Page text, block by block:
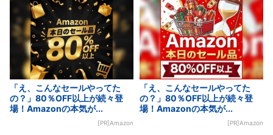
「え、こんなセールやってた
の？」80％OFF以上が続々登
場！Amazonの本気が...
[PR]Amazon
「え、こんなセールやってた
の？」80％OFF以上が続々登
場！Amazonの本気が...
[PR]Amazon